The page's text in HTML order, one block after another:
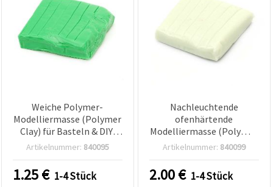
Weiche Polymer-
Modelliermasse (Polymer
Clay) für Basteln & DIY,
Neon-Grün – 50 g
Artikelnummer: 840095
1.25€ 1-4 Stück
Nachleuchtende
ofenhärtende
Modelliermasse (Polymer
Clay), Blassgrün, 50 g
Artikelnummer: 840099
2.00€ 1-4 Stück